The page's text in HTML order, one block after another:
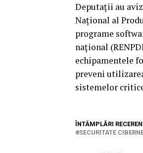
Deputații au
Național al
programe
național
echipamentele
preveni
sistemelor
ÎNTÂMPLĂRI
SECURITATE